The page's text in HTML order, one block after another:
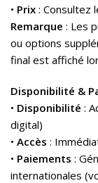
• Prix : Consultez
Remarque : Les
ou options
final est affiché
Disponibilité &
• Disponibilité :
digital)
• Accès :
• Paiements :
internationales